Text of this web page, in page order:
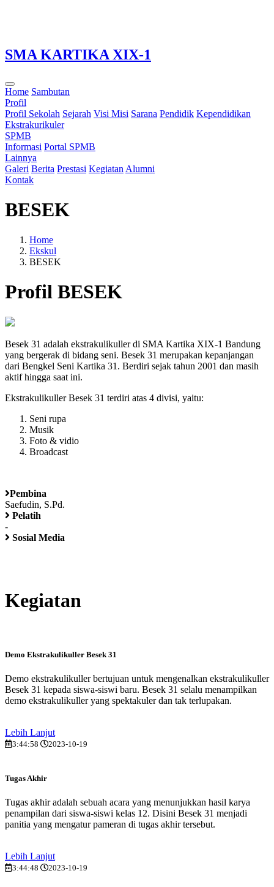
SMA KARTIKA XIX-1
Home Sambutan
Profil
Profil Sekolah Sejarah Visi Misi Sarana Pendidik Kependidikan
Ekstrakurikuler
SPMB
Informasi Portal SPMB
Lainnya
Galeri Berita Prestasi Kegiatan Alumni
Kontak
BESEK
Home
Ekskul
BESEK
Profil BESEK
Besek 31 adalah ekstrakulikuller di SMA Kartika XIX-1 Bandung
yang bergerak di bidang seni. Besek 31 merupakan kepanjangan
dari Bengkel Seni Kartika 31. Berdiri sejak tahun 2001 dan masih
aktif hingga saat ini.
Ekstrakulikuller Besek 31 terdiri atas 4 divisi, yaitu:
Seni rupa
Musik
Foto & vidio
Broadcast
Pembina
Saefudin, S.Pd.
Pelatih
-
Sosial Media
Kegiatan
Demo Ekstrakulikuller Besek 31
Demo ekstrakulikuller bertujuan untuk mengenalkan ekstrakulikuller
Besek 31 kepada siswa-siswi baru. Besek 31 selalu menampilkan
demo ekstrakulikuller yang spektakuler dan tak terlupakan.
Lebih Lanjut
3:44:58 2023-10-19
Tugas Akhir
Tugas akhir adalah sebuah acara yang menunjukkan hasil karya
penampilan dari siswa-siswi kelas 12. Disini Besek 31 menjadi
panitia yang mengatur pameran di tugas akhir tersebut.
Lebih Lanjut
3:44:48 2023-10-19